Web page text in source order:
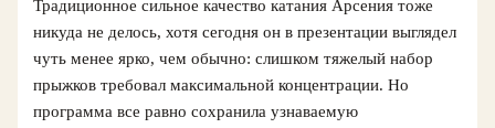
Традиционное сильное качество катания Арсения тоже
никуда не делось, хотя сегодня он в презентации выглядел
чуть менее ярко, чем обычно: слишком тяжелый набор
прыжков требовал максимальной концентрации. Но
программа все равно сохранила узнаваемую